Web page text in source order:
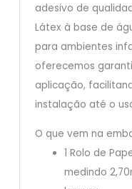
adesivo de
Látex à base de
para ambientes
oferecemos
aplicação,
instalação até o
O que vem na
1 Rolo de
medindo